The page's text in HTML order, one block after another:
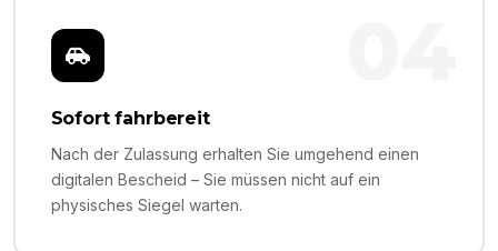
Sofort fahrbereit
Nach der Zulassung erhalten Sie umgehend einen
digitalen Bescheid – Sie müssen nicht auf ein
physisches Siegel warten.